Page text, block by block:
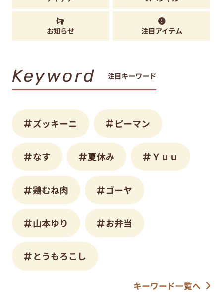
お知らせ 注目アイテム
Keyword 注目キーワード
ズッキーニ ピーマン
なす 夏休み Ｙｕｕ
鶏むね肉 ゴーヤ
山本ゆり お弁当
とうもろこし
キーワード一覧へ